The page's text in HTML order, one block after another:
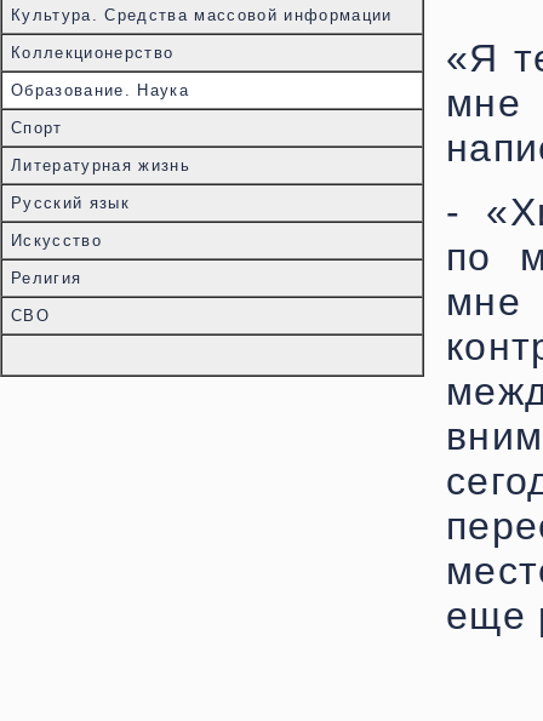
Культура. Средства массовой информации
Коллекционерство
Образование. Наука
Спорт
Литературная жизнь
Русский язык
Искусство
Религия
СВО
«Я
-
по
мне
еще